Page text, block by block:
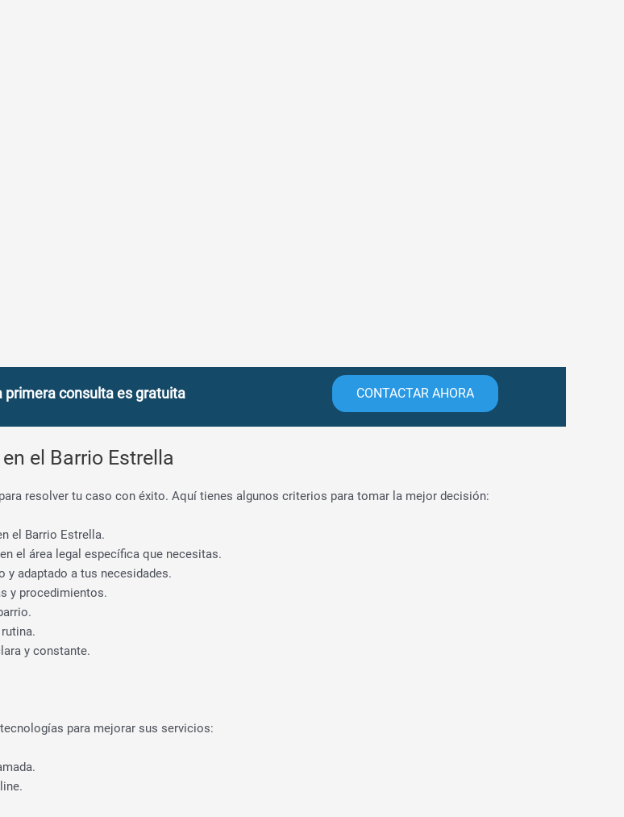
primera consulta es gratuita CONTACTAR AHORA
el Barrio Estrella
resolver tu caso con éxito. Aquí tienes algunos criterios para tomar la mejor decisión:
el Barrio Estrella.
el área legal específica que necesitas.
y adaptado a tus necesidades.
y procedimientos.
y constante.
para mejorar sus servicios: